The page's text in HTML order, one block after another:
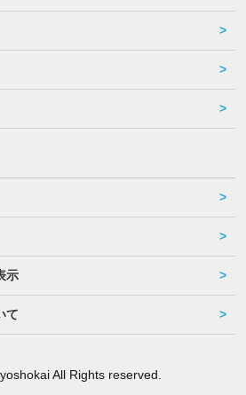
示
て
All Rights reserved.